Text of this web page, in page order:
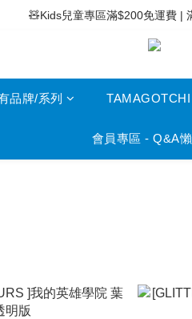
⚡滿$400免運費 | 滿$200免
🧸Kids兒童專區滿$200免運費 |
⚡滿$400免運費 | 滿$200免
品牌/系列
會員專區 - Q&A